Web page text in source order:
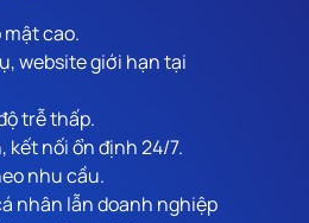
mật cao.
website giới hạn tại
trễ thấp.
kết nối ổn định 24/7.
nhu cầu.
nhân lẫn doanh nghiệp